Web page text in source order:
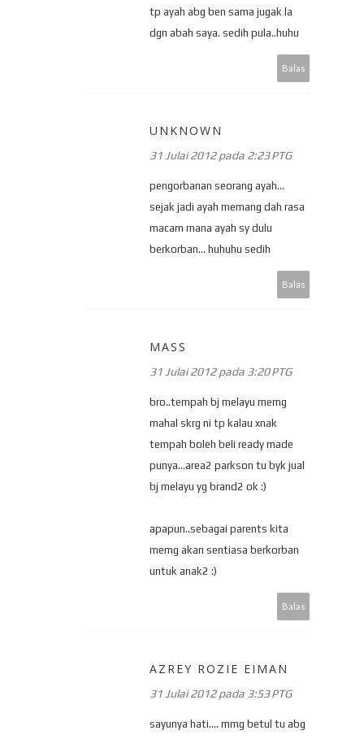
tp ayah abg ben sama jugak la
dgn abah saya. sedih pula..huhu
Balas
UNKNOWN
31 Julai 2012 pada 2:23 PTG
pengorbanan seorang ayah...
sejak jadi ayah memang dah rasa
macam mana ayah sy dulu
berkorban... huhuhu sedih
Balas
MASS
31 Julai 2012 pada 3:20 PTG
bro..tempah bj melayu memg
mahal skrg ni tp kalau xnak
tempah boleh beli ready made
punya...area2 parkson tu byk jual
bj melayu yg brand2 ok :)
apapun..sebagai parents kita
memg akan sentiasa berkorban
untuk anak2 :)
Balas
AZREY ROZIE EIMAN
31 Julai 2012 pada 3:53 PTG
sayunya hati.... mmg betul tu abg